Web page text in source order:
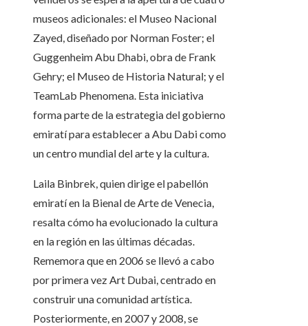
museos adicionales: el Museo Nacional
Zayed, diseñado por Norman Foster; el
Guggenheim Abu Dhabi, obra de Frank
Gehry; el Museo de Historia Natural; y el
TeamLab Phenomena. Esta iniciativa
forma parte de la estrategia del gobierno
emiratí para establecer a Abu Dabi como
un centro mundial del arte y la cultura.
Laila Binbrek, quien dirige el pabellón
emiratí en la Bienal de Arte de Venecia,
resalta cómo ha evolucionado la cultura
en la región en las últimas décadas.
Rememora que en 2006 se llevó a cabo
por primera vez Art Dubai, centrado en
construir una comunidad artística.
Posteriormente, en 2007 y 2008, se